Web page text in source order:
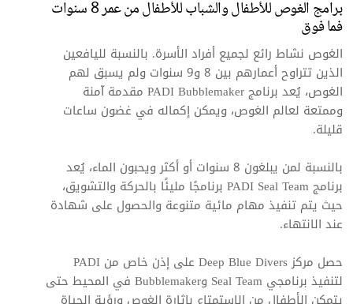
برامج الغوص للأطفال والشباب للأطفال من عمر 8 سنوات
فما فوق
الغوص نشاط رائع لجميع أفراد الأسرة. بالنسبة لليافعين
الذين تتراوح أعمارهم بين 8 و9 سنوات ولم يسبق لهم
الغوص، يُعد برنامج PADI Bubblemaker مقدمة آمنة
وممتعة لعالم الغوص، ويمكن إكماله في غضون ساعات
قليلة.
بالنسبة لمن يبلغون 8 سنوات أو أكثر ويحبون الماء، يُعد
برنامج PADI Seal Team برنامجًا مليئًا بالحركة والتشويق،
حيث يتم تنفيذ مهام مائية متنوعة والحصول على شهادة
عند الانتهاء.
حصل مركز Deep Blue Divers على إذن خاص من PADI
لتنفيذ برنامجي Seal Team وBubblemaker في المحيط حتى